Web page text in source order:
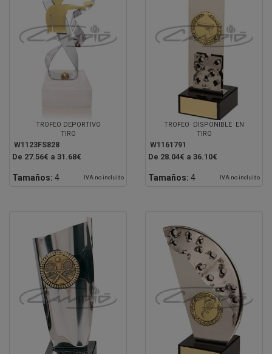
TROFEO DEPORTIVO
TIRO
W1123FS828
De 27.56€ a 31.68€
Tamaños: 4 IVA no incluido
TROFEO DISPONIBLE EN
TIRO
W1161791
De 28.04€ a 36.10€
Tamaños: 4 IVA no incluido